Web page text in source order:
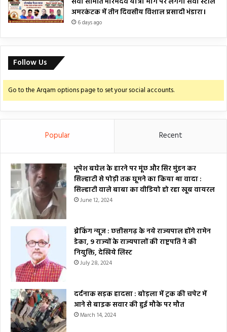
अमरकंटक में तीन दिवसीय विशाल प्रसादी भंडारा।
6 days ago
Follow Us
Go to the Arqam options page to set your social accounts.
Popular Recent
भूपेश बघेल के हारने पर मूंछ और सिर मुंडन कर
सिल्हाटी से पोड़ी तक घूमने का किया था वादा :
सिल्हाटी वाले बाबा का वीडियो हो रहा खूब वायरल
June 12, 2024
ब्रेकिंग न्यूज : छत्तीसगढ़ के नये राज्यपाल होंगे रामेन
डेका, 9 राज्यों के राज्यपालों की राष्ट्रपति ने की
नियुक्ति, देखिये लिस्ट
July 28, 2024
दर्दनाक सड़क हादसा : बोड़ला में ट्रक की चपेट में
आने से बाइक सवार की हुई मौके पर मौत
March 14, 2024